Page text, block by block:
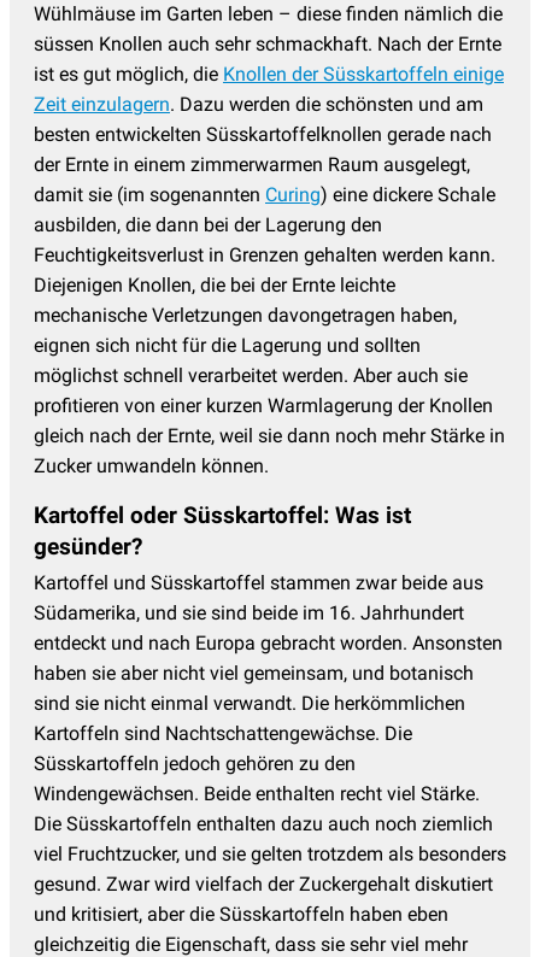
Wühlmäuse im Garten leben – diese finden nämlich die
süssen Knollen auch sehr schmackhaft. Nach der Ernte
ist es gut möglich, die Knollen der Süsskartoffeln einige
Zeit einzulagern. Dazu werden die schönsten und am
besten entwickelten Süsskartoffelknollen gerade nach
der Ernte in einem zimmerwarmen Raum ausgelegt,
damit sie (im sogenannten Curing) eine dickere Schale
ausbilden, die dann bei der Lagerung den
Feuchtigkeitsverlust in Grenzen gehalten werden kann.
Diejenigen Knollen, die bei der Ernte leichte
mechanische Verletzungen davongetragen haben,
eignen sich nicht für die Lagerung und sollten
möglichst schnell verarbeitet werden. Aber auch sie
profitieren von einer kurzen Warmlagerung der Knollen
gleich nach der Ernte, weil sie dann noch mehr Stärke in
Zucker umwandeln können.
Kartoffel oder Süsskartoffel: Was ist
gesünder?
Kartoffel und Süsskartoffel stammen zwar beide aus
Südamerika, und sie sind beide im 16. Jahrhundert
entdeckt und nach Europa gebracht worden. Ansonsten
haben sie aber nicht viel gemeinsam, und botanisch
sind sie nicht einmal verwandt. Die herkömmlichen
Kartoffeln sind Nachtschattengewächse. Die
Süsskartoffeln jedoch gehören zu den
Windengewächsen. Beide enthalten recht viel Stärke.
Die Süsskartoffeln enthalten dazu auch noch ziemlich
viel Fruchtzucker, und sie gelten trotzdem als besonders
gesund. Zwar wird vielfach der Zuckergehalt diskutiert
und kritisiert, aber die Süsskartoffeln haben eben
gleichzeitig die Eigenschaft, dass sie sehr viel mehr